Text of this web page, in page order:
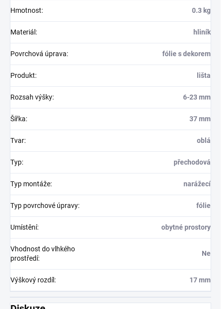
Hmotnost: 0.3 kg
Materiál : hliník
Povrchová úprava: fólie s dekorem
Produkt: lišta
Rozsah výšky: 6-23 mm
Šířka: 37 mm
Tvar: oblá
Typ: přechodová
Typ montáže: narážecí
Typ povrchové úpravy: fólie
Umístění: obytné prostory
Vhodnost do vlhkého
prostředí:
Ne
Výškový rozdíl: 17 mm